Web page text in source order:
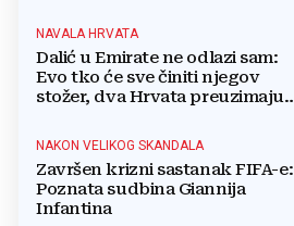
NAVALA HRVATA
Dalić u Emirate ne odlazi sam:
Evo tko će sve činiti njegov
stožer, dva Hrvata preuzimaju
NAKON VELIKOG SKANDALA
Završen krizni sastanak FIFA-e:
Poznata sudbina Giannija
Infantina